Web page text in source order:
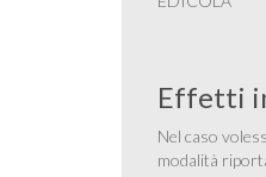
Effetti
Nel caso
modalità